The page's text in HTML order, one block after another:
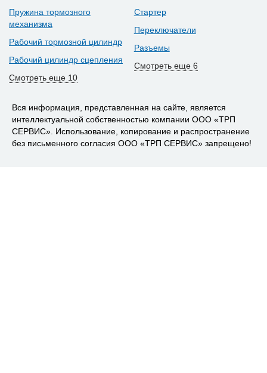
Пружина тормозного
механизма
Рабочий тормозной цилиндр
Рабочий цилиндр сцепления
Смотреть еще 10
Стартер
Переключатели
Разъемы
Смотреть еще 6
Вся информация, представленная на сайте, является
интеллектуальной собственностью компании ООО «ТРП
СЕРВИС». Использование, копирование и распространение
без письменного согласия ООО «ТРП СЕРВИС» запрещено!